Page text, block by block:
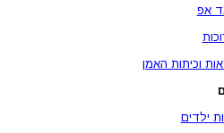
אפ
וכיתות האמן
ילדים